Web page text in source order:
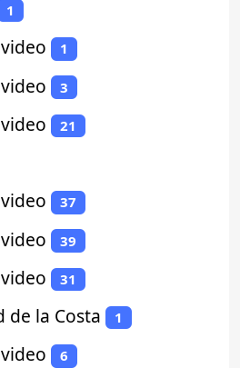
1
1
3
21
37
39
31
de la Costa 1
6